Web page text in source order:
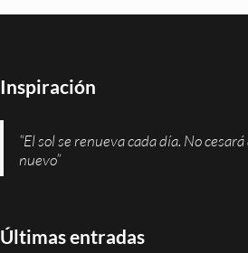
Inspiración
“El sol se renueva cada día. No
nuevo”
Últimas entradas